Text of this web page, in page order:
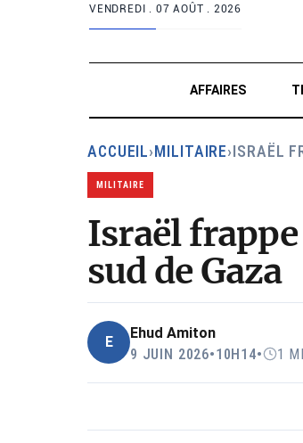
VENDREDI . 07 AOÛT . 2026
AFFAIRES
ACCUEIL›MILITAIRE›ISRAËL
MILITAIRE
Israël
sud de Gaza
E
Ehud Amiton
9 JUIN 2026•10H14• 1